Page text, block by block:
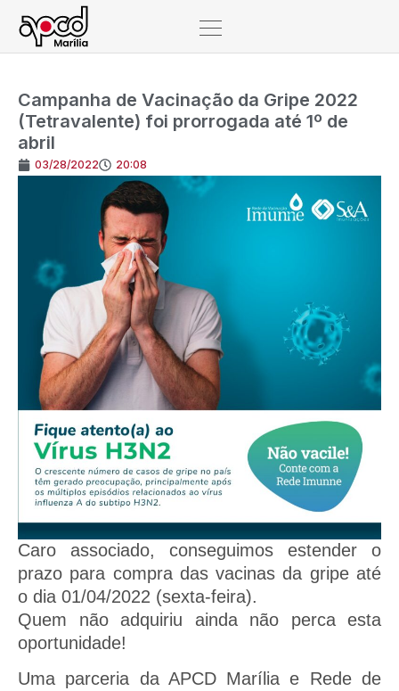
Campanha de Vacinação da Gripe 2022
(Tetravalente) foi prorrogada até 1º de
abril
03/28/2022 20:08
Caro associado, conseguimos estender o
prazo para compra das vacinas da gripe até
o dia 01/04/2022 (sexta-feira).
Quem não adquiriu ainda não perca esta
oportunidade!
Uma parceria da APCD Marília e Rede de